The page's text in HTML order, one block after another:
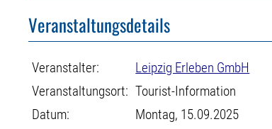
Veranstaltungsdetails
Veranstalter:
Leipzig Erleben GmbH
Veranstaltungsort: Tourist-Information
Datum:
Montag, 15.09.2025